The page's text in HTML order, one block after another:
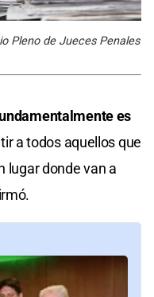
Pleno de Jueces Penales
es
a todos aquellos que
lugar donde van a